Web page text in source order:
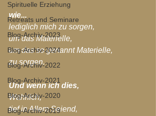
Spirituelle Erziehung
Retreats und Seminare
Blog-Archiv-2023
Blog-Archiv-2024
Blog-Archiv-2022
Blog-Archiv-2021
Blog-Archiv-2020
Blog-Archiv-2019
wie...
lediglich mich zu sorgen,
um das Materielle,
um das so genannt Materielle,
zu sorgen.
Und wenn ich dies,
Wahrlich,
tief in Allem Seiend,